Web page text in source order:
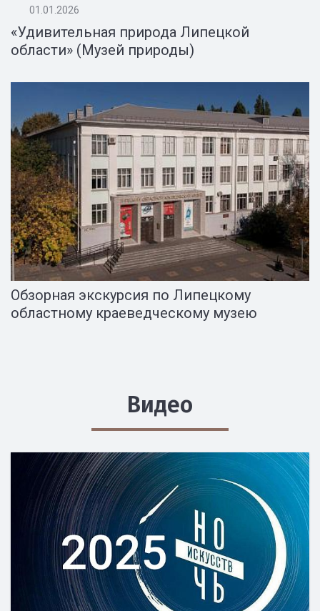
01.01.2026
«Удивительная природа Липецкой
области» (Музей природы)
Обзорная экскурсия по Липецкому
областному краеведческому музею
Видео